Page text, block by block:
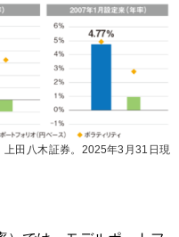
田八木証券。2025年3月31日現